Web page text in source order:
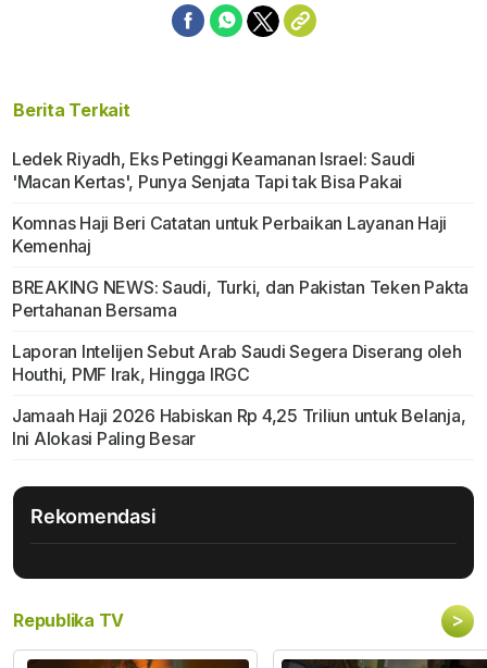
Berita Terkait
Ledek Riyadh, Eks Petinggi Keamanan Israel: Saudi
'Macan Kertas', Punya Senjata Tapi tak Bisa Pakai
Komnas Haji Beri Catatan untuk Perbaikan Layanan Haji
Kemenhaj
BREAKING NEWS: Saudi, Turki, dan Pakistan Teken Pakta
Pertahanan Bersama
Laporan Intelijen Sebut Arab Saudi Segera Diserang oleh
Houthi, PMF Irak, Hingga IRGC
Jamaah Haji 2026 Habiskan Rp 4,25 Triliun untuk Belanja,
Ini Alokasi Paling Besar
Rekomendasi
Republika TV >